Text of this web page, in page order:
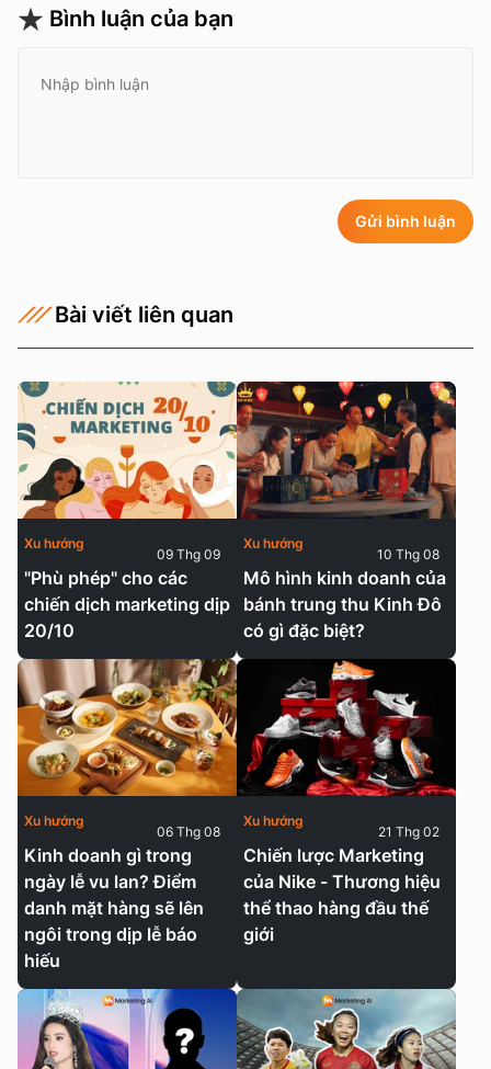
Bình luận của bạn
Gửi bình luận
Bài viết liên quan
"Phù phép" cho các
chiến dịch marketing dịp
20/10
Xu hướng
09 Thg 09
Mô hình kinh doanh của
bánh trung thu Kinh Đô
có gì đặc biệt?
Xu hướng
10 Thg 08
Kinh doanh gì trong
ngày lễ vu lan? Điểm
danh mặt hàng sẽ lên
ngôi trong dịp lễ báo
hiếu
Xu hướng
06 Thg 08
Chiến lược Marketing
của Nike - Thương hiệu
thể thao hàng đầu thế
giới
Xu hướng
21 Thg 02